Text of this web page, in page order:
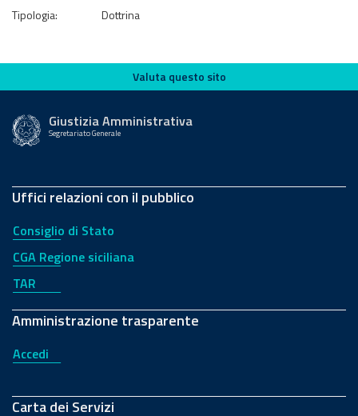
Tipologia:
Dottrina
Valuta questo sito
Valuta questo sito
Giustizia Amministrativa
Segretariato Generale
Uffici relazioni con il pubblico
Consiglio di Stato
CGA Regione siciliana
TAR
Amministrazione trasparente
Accedi
Carta dei Servizi